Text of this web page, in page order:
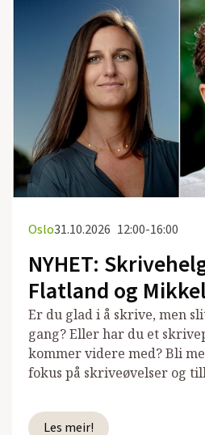
Oslo31.10.2026 12:00-16:00
NYHET:
Flatland og
Er du glad i å skrive, men
gang? Eller har du et
kommer videre med? Bli
fokus på skriveøvelser og
Les meir!